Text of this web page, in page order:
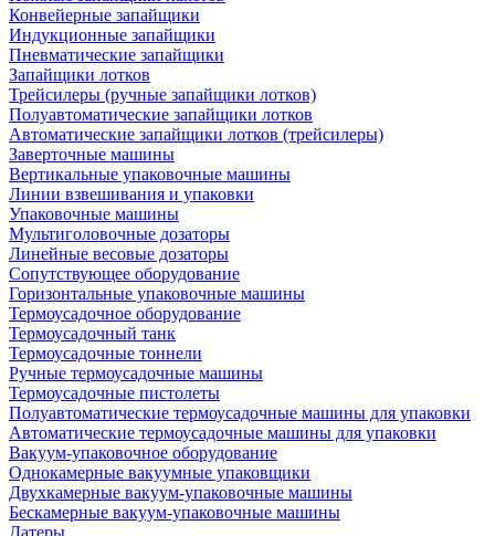
Конвейерные запайщики
Индукционные запайщики
Пневматические запайщики
Запайщики лотков
Трейсилеры (ручные запайщики лотков)
Полуавтоматические запайщики лотков
Автоматические запайщики лотков (трейсилеры)
Заверточные машины
Вертикальные упаковочные машины
Линии взвешивания и упаковки
Упаковочные машины
Мультиголовочные дозаторы
Линейные весовые дозаторы
Сопутствующее оборудование
Горизонтальные упаковочные машины
Термоусадочное оборудование
Термоусадочный танк
Термоусадочные тоннели
Ручные термоусадочные машины
Термоусадочные пистолеты
Полуавтоматические термоусадочные машины для упаковки
Автоматические термоусадочные машины для упаковки
Вакуум-упаковочное оборудование
Однокамерные вакуумные упаковщики
Двухкамерные вакуум-упаковочные машины
Бескамерные вакуум-упаковочные машины
Датеры